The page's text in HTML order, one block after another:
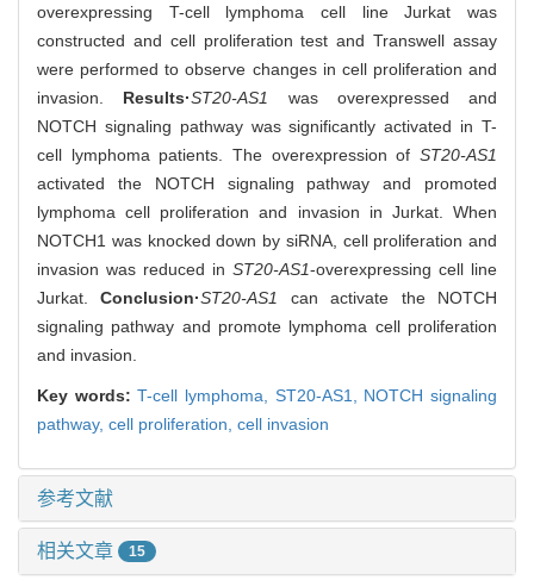
overexpressing T-cell lymphoma cell line Jurkat was
constructed and cell proliferation test and Transwell assay
were performed to observe changes in cell proliferation and
invasion. Results·ST20-AS1
was overexpressed and
NOTCH signaling pathway was significantly activated in T-
cell lymphoma patients. The overexpression of ST20-AS1
activated the NOTCH signaling pathway and promoted
lymphoma cell proliferation and invasion in Jurkat. When
NOTCH1 was knocked down by siRNA, cell proliferation and
invasion was reduced in ST20-AS1-overexpressing cell line
Jurkat.Conclusion·ST20-AS1
can activate the NOTCH
signaling pathway and promote lymphoma cell proliferation
and invasion.
Key words:T-cell lymphoma, ST20-AS1, NOTCH signaling
pathway, cell proliferation, cell invasion
参考文献
相关文章 15